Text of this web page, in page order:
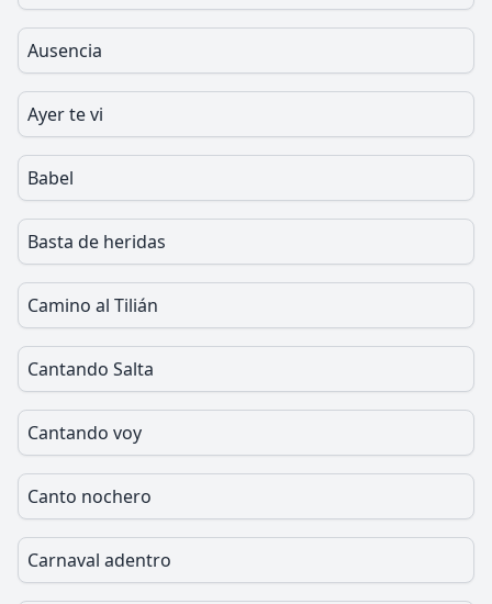
Ausencia
Ayer te vi
Babel
Basta de heridas
Camino al Tilián
Cantando Salta
Cantando voy
Canto nochero
Carnaval adentro